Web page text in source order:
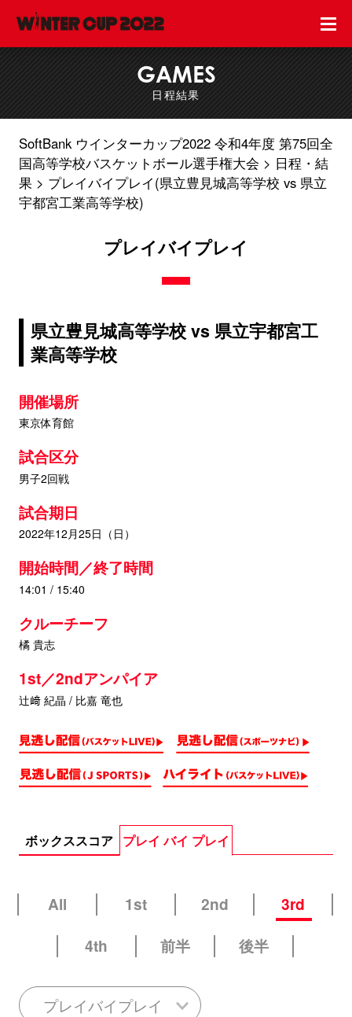
GAMES
日程結果
SoftBank ウインターカップ2022 令和4年度 第75回全
国高等学校バスケットボール選手権大会
日程・結
果
プレイバイプレイ(県立豊見城高等学校 vs 県立
宇都宮工業高等学校)
プレイバイプレイ
県立豊見城高等学校 vs 県立宇都宮工
業高等学校
開催場所
東京体育館
試合区分
男子2回戦
試合期日
2022年12月25日（日）
開始時間／終了時間
14:01 / 15:40
クルーチーフ
橘 貴志
1st／2ndアンパイア
辻﨑 紀晶 / 比嘉 竜也
ボックススコア プレイ バイ プレイ
All 1st 2nd
3rd
4th
前半 後半
プレイバイプレイ